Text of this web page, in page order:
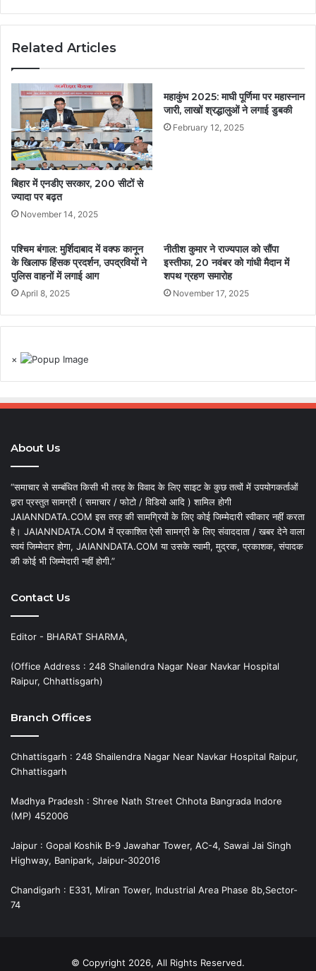
Related Articles
बिहार में एनडीए सरकार, 200 सीटों से
ज्यादा पर बढ़त
November 14, 2025
महाकुंभ 2025: माघी पूर्णिमा पर महास्नान
जारी, लाखों श्रद्धालुओं ने लगाई डुबकी
February 12, 2025
पश्चिम बंगाल: मुर्शिदाबाद में वक्फ कानून
के खिलाफ हिंसक प्रदर्शन, उपद्रवियों ने
पुलिस वाहनों में लगाई आग
April 8, 2025
नीतीश कुमार ने राज्यपाल को सौंपा
इस्तीफा, 20 नवंबर को गांधी मैदान में
शपथ ग्रहण समारोह
November 17, 2025
×
About Us
“समाचार से सम्बंधित किसी भी तरह के विवाद के लिए साइट के कुछ तत्वों में उपयोगकर्ताओं
द्वारा प्रस्तुत सामग्री ( समाचार / फोटो / विडियो आदि ) शामिल होगी
JAIANNDATA.COM इस तरह की सामग्रियों के लिए कोई जिम्मेदारी स्वीकार नहीं करता
है। JAIANNDATA.COM में प्रकाशित ऐसी सामग्री के लिए संवाददाता / खबर देने वाला
स्वयं जिम्मेदार होगा, JAIANNDATA.COM या उसके स्वामी, मुद्रक, प्रकाशक, संपादक
की कोई भी जिम्मेदारी नहीं होगी.”
Contact Us
Editor - BHARAT SHARMA,
(Office Address : 248 Shailendra Nagar Near Navkar Hospital
Raipur, Chhattisgarh)
Branch Offices
Chhattisgarh : 248 Shailendra Nagar Near Navkar Hospital Raipur,
Chhattisgarh
Madhya Pradesh : Shree Nath Street Chhota Bangrada Indore
(MP) 452006
Jaipur : Gopal Koshik B-9 Jawahar Tower, AC-4, Sawai Jai Singh
Highway, Banipark, Jaipur-302016
Chandigarh : E331, Miran Tower, Industrial Area Phase 8b,Sector-
74
© Copyright 2026, All Rights Reserved.